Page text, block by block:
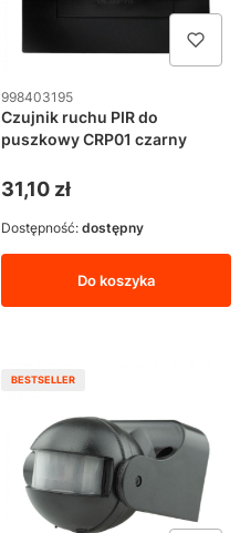
Kod produktu
998403195
Czujnik ruchu PIR do
puszkowy CRP01 czarny
Cena
31,10 zł
Do koszyka
Dostępność: dostępny
BESTSELLER